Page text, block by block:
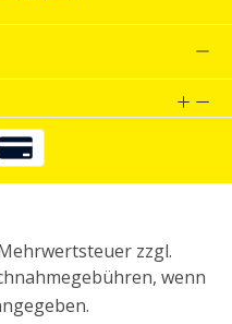
zzgl.
wenn